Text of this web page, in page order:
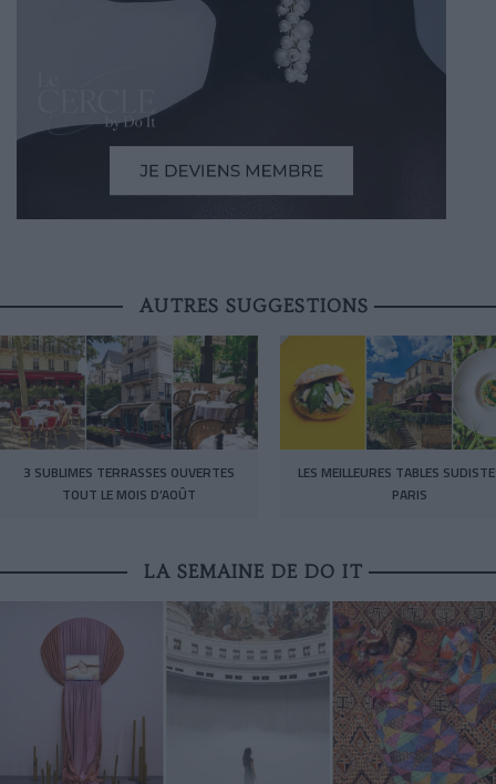
AUTRES SUGGESTIONS
3 SUBLIMES TERRASSES OUVERTES
TOUT LE MOIS D’AOÛT
LES MEILLEURES TABLES
PARIS
LA SEMAINE DE DO IT